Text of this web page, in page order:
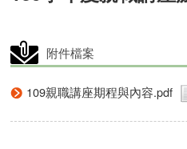
附件檔案
109親職講座期程與內容.pdf